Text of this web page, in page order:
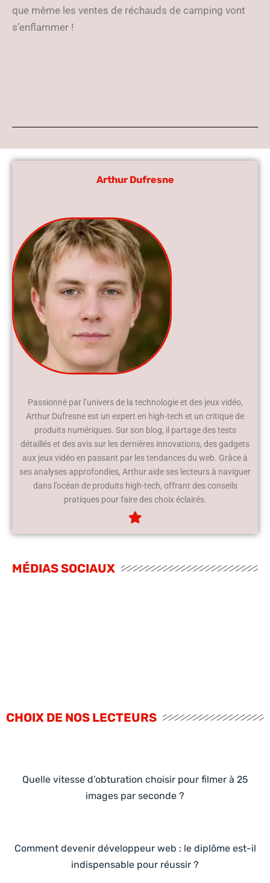
que même les ventes de réchauds de camping vont
s’enflammer !
Arthur Dufresne
Passionné par l’univers de la technologie et des jeux vidéo,
Arthur Dufresne est un expert en high-tech et un critique de
produits numériques. Sur son blog, il partage des tests
détaillés et des avis sur les dernières innovations, des gadgets
aux jeux vidéo en passant par les tendances du web. Grâce à
ses analyses approfondies, Arthur aide ses lecteurs à naviguer
dans l’océan de produits high-tech, offrant des conseils
pratiques pour faire des choix éclairés.
MÉDIAS SOCIAUX
CHOIX DE NOS LECTEURS
Quelle vitesse d’obturation choisir pour filmer à 25
images par seconde ?
Comment devenir développeur web : le diplôme est-il
indispensable pour réussir ?